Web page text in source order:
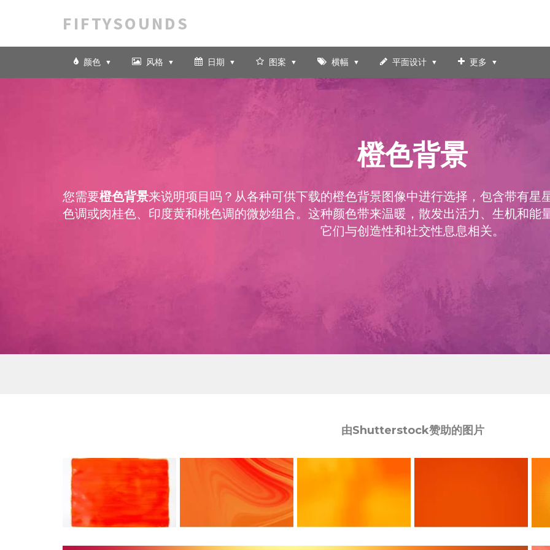
FIFTYSOUNDS
颜色 风格 日期 图案 横幅 平面设计 更多
橙色背景
您需要橙色背景来说明项目吗？从各种可供下载的橙色背景图像中进行选择，包含带有星
色调或肉桂色、印度黄和桃色调的微妙组合。这种颜色带来温暖，散发出活力、生机和能
它们与创造性和社交性息息相关。
由Shutterstock赞助的图片